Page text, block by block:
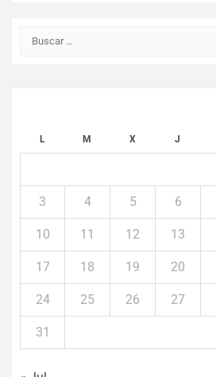
Buscar:
L M X J
3 4 5 6
10 11 12 13
17 18 19 20
24 25 26 27
31